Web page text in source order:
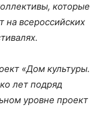
которые
на всероссийских
«Дом культуры.
лет подряд
уровне проект